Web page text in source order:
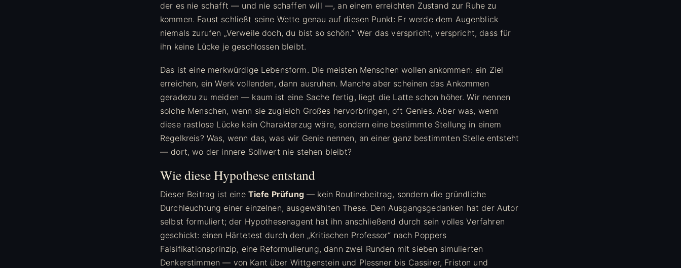
der es nie schafft — und nie schaffen will —, an einem erreichten Zustand zur Ruhe zu
kommen. Faust schließt seine Wette genau auf diesen Punkt: Er werde dem Augenblick
niemals zurufen „Verweile doch, du bist so schön.“ Wer das verspricht, verspricht, dass für
ihn keine Lücke je geschlossen bleibt.
Das ist eine merkwürdige Lebensform. Die meisten Menschen wollen ankommen: ein Ziel
erreichen, ein Werk vollenden, dann ausruhen. Manche aber scheinen das Ankommen
geradezu zu meiden — kaum ist eine Sache fertig, liegt die Latte schon höher. Wir nennen
solche Menschen, wenn sie zugleich Großes hervorbringen, oft Genies. Aber was, wenn
diese rastlose Lücke kein Charakterzug wäre, sondern eine bestimmte Stellung in einem
Regelkreis? Was, wenn das, was wir Genie nennen, an einer ganz bestimmten Stelle entsteht
— dort, wo der innere Sollwert nie stehen bleibt?
Wie diese Hypothese entstand
Dieser Beitrag ist eine Tiefe Prüfung— kein Routinebeitrag, sondern die gründliche
Durchleuchtung einer einzelnen, ausgewählten These. Den Ausgangsgedanken hat der Autor
selbst formuliert; der Hypothesenagent hat ihn anschließend durch sein volles Verfahren
geschickt: einen Härtetest durch den „Kritischen Professor“ nach Poppers
Falsifikationsprinzip, eine Reformulierung, dann zwei Runden mit sieben simulierten
Denkerstimmen — von Kant über Wittgenstein und Plessner bis Cassirer, Friston und